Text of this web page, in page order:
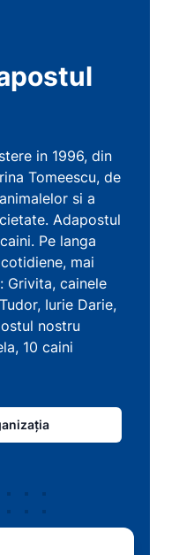
in 1996, din
Tomeescu, de
si a
Adapostul
Pe langa
mai
Grivita, cainele
Iurie Darie,
nostru
10 caini